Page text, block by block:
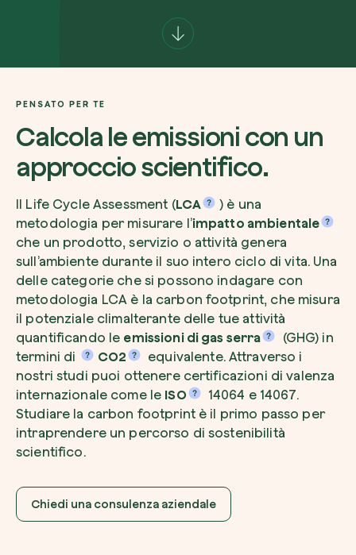
PENSATO PER TE
Calcola le emissioni con un
approccio scientifico.
Il Life Cycle Assessment (LCA
) è una
metodologia per misurare l’impatto ambientale
che un prodotto, servizio o attività genera
sull’ambiente durante il suo intero ciclo di vita. Una
delle categorie che si possono indagare con
metodologia LCA è la carbon footprint, che misura
il potenziale climalterante delle tue attività
quantificando le emissioni di gas serra
(GHG) in
termini di
CO2
equivalente. Attraverso i
nostri studi puoi ottenere certificazioni di valenza
internazionale come le ISO
14064 e 14067.
Studiare la carbon footprint è il primo passo per
intraprendere un percorso di sostenibilità
scientifico.
Chiedi una consulenza aziendale
Comincia ora
Pianta un albero
Pianta, adotta o regala un albero. Scegli tra
specie.
Piantalo ora
Come possiamo aiutarti?*
Voglio ricevere comunicazioni e
da zeroCO2
Accetto l’informativa sullaPrivacydi
Non compilare questo campo
Invia richiesta
Farti un giro sul nostro magazine